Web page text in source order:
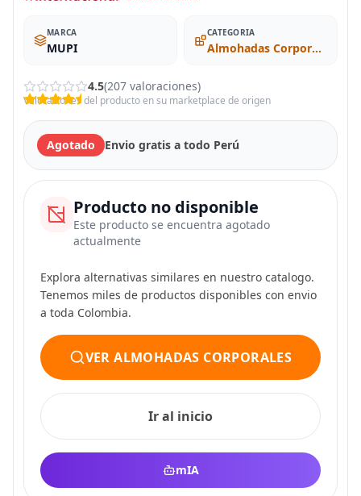
MARCA
MUPI
CATEGORIA
Almohadas Corporales
4.5(207 valoraciones)
Valoraciones del producto en su marketplace de origen
Agotado Envio gratis a todo Perú
Producto no disponible
Este producto se encuentra agotado
actualmente
Explora alternativas similares en nuestro catalogo.
Tenemos miles de productos disponibles con envio
a toda Colombia.
VER ALMOHADAS CORPORALES
Ir al inicio
mIA